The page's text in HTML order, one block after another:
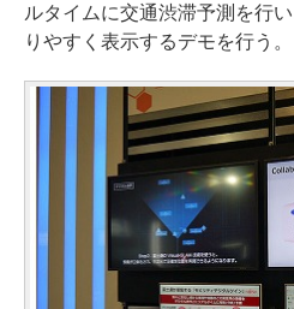
ルタイムに交通渋滞予測を行
りやすく表示するデモを行う。